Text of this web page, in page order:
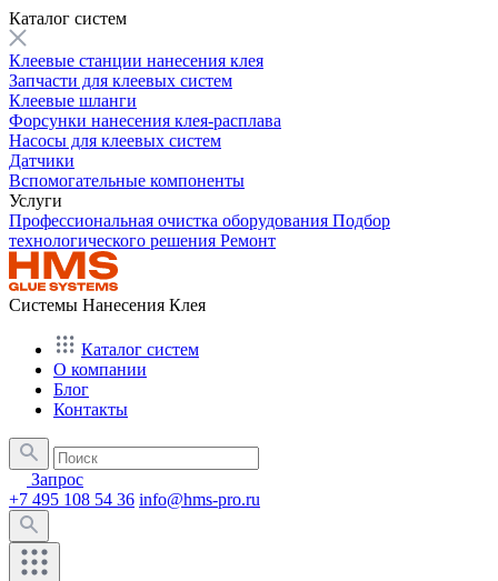
Каталог систем
Клеевые станции нанесения клея
Запчасти для клеевых систем
Клеевые шланги
Форсунки нанесения клея-расплава
Насосы для клеевых систем
Датчики
Вспомогательные компоненты
Услуги
Профессиональная очистка оборудования Подбор
технологического решения Ремонт
Системы Нанесения Клея
Каталог систем
О компании
Блог
Контакты
Запрос
+7 495 108 54 36 info@hms-pro.ru